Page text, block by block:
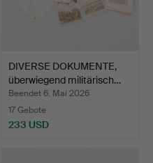
DIVERSE DOKUMENTE,
überwiegend militärisch…
Beendet 6. Mai 2026
17 Gebote
233 USD